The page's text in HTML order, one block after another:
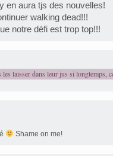
en aura tjs des nouvelles!
walking dead!!!
notre défi est trop top!!!
laisser dans leur jus si longtemps,
Shame on me!